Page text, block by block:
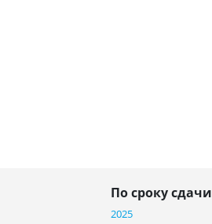
По сроку сдачи
2025